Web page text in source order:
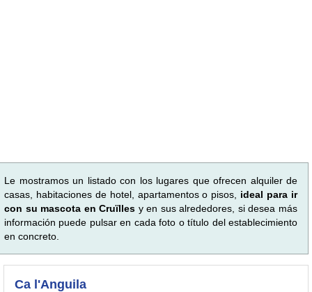
Le mostramos un listado con los lugares que ofrecen alquiler de
casas, habitaciones de hotel, apartamentos o pisos, ideal para ir
con su mascota en Cruïlles y en sus alrededores, si desea más
información puede pulsar en cada foto o título del establecimiento
en concreto.
Ca l'Anguila